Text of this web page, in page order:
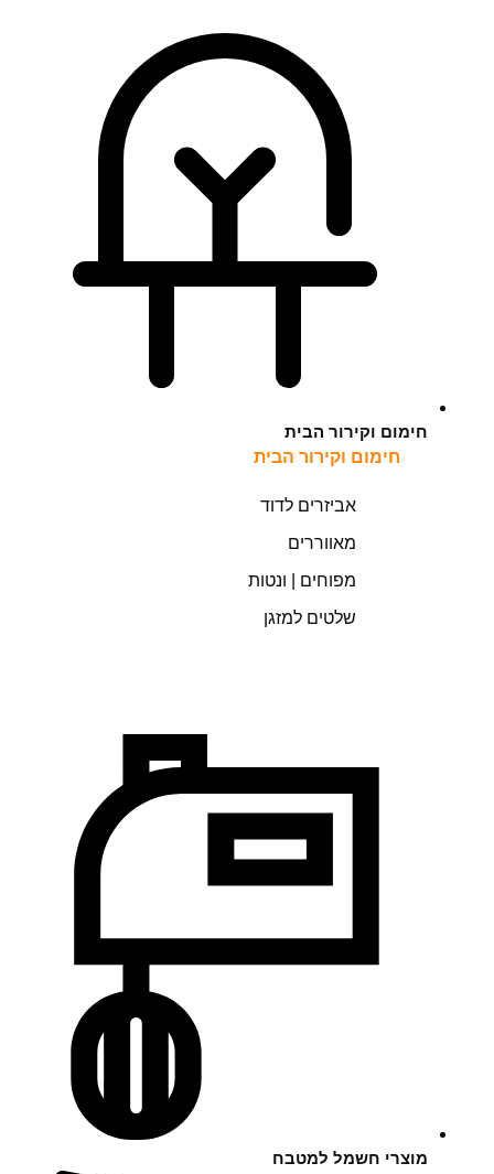
חימום וקירור הבית
חימום וקירור הבית
אביזרים לדוד
מאווררים
מפוחים | ונטות
שלטים למזגן
מוצרי חשמל למטבח